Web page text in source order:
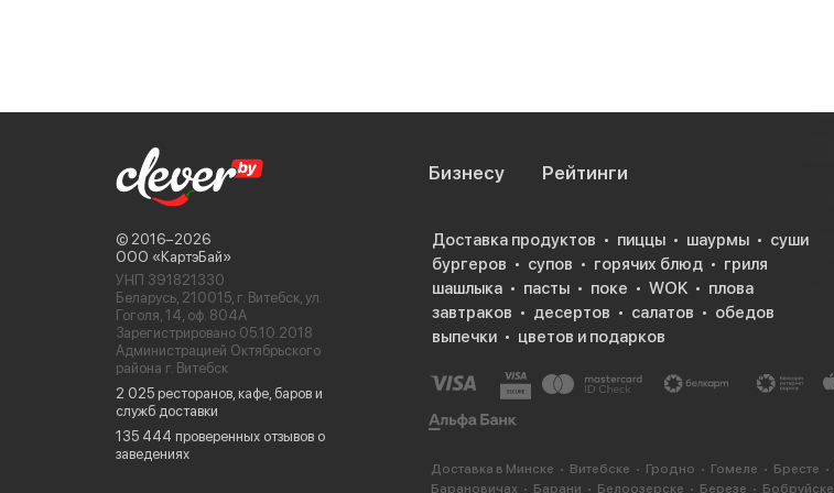
© 2016−2026
ООО «КартэБай»
УНП 391821330
Беларусь, 210015, г. Витебск, ул.
Гоголя, 14, оф. 804А
Зарегистрировано 05.10.2018
Администрацией Октябрьского
района г. Витебск
2 025 ресторанов, кафе, баров и
служб доставки
135 444 проверенных отзывов о
заведениях
Бизнесу Рейтинги
Доставка продуктов пиццы шаурмы
суши
бургеров
супов горячих блюд
гриля
шашлыка
пасты поке WOK
плова
завтраков
десертов салатов
обедов
выпечки
цветов и подарков
Доставка в Минске Витебске Гродно Гомеле Бресте
Барановичах
Барани Белоозерске Березе Бобруйске